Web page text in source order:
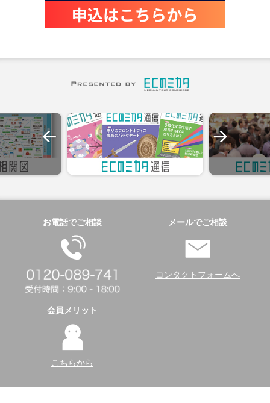
お電話でご相談 メールでご相談
コンタクトフォームへ
会員メリット
こちらから